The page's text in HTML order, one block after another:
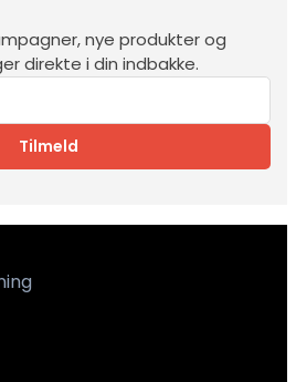
nye produkter og
direkte i din indbakke.
Tilmeld